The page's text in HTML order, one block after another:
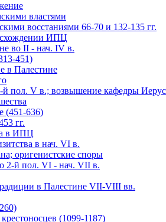
властями
восстаниями 66-70 и 132-135 гг.
ИПЦ
во II - нач. IV в.
451)
в Палестине
пол. V в.; возвышение кафедры
(451-636)
гг.
в ИПЦ
в нач. VI в.
оригенистские споры
2-й пол. VI - нач. VII в.
в Палестине VII-VIII вв.
(1099-1187)